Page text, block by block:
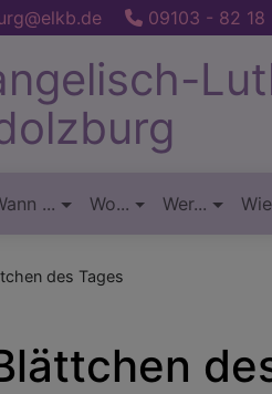
09103 - 82 18
... Wo... Wer...
des Tages